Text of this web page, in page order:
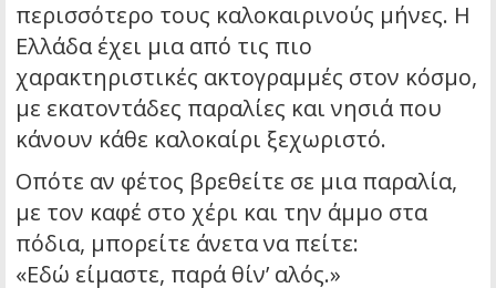
περισσότερο τους καλοκαιρινούς μήνες. Η
Ελλάδα έχει μια από τις πιο
χαρακτηριστικές ακτογραμμές στον κόσμο,
με εκατοντάδες παραλίες και νησιά που
κάνουν κάθε καλοκαίρι ξεχωριστό.
Οπότε αν φέτος βρεθείτε σε μια παραλία,
με τον καφέ στο χέρι και την άμμο στα
πόδια, μπορείτε άνετα να πείτε:
«Εδώ είμαστε, παρά θίν’ αλός.»